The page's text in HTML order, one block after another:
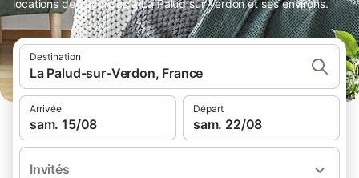
locations de vacances à La Palud sur Verdon et ses environs.
Destination
La Palud-sur-Verdon, France
Arrivée
sam. 15/08
Départ
sam. 22/08
Invités